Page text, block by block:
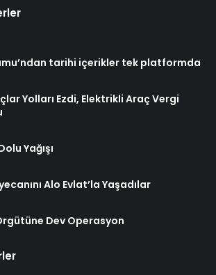
tarihi içerikler tek platformda
Yolları Ezdi, Elektrikli Araç Vergi
Yağışı
Alo Evlat’la Yaşadılar
Dev Operasyon